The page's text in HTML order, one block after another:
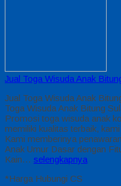
Jual Toga Wisuda Anak
Jual Toga Wisuda Anak
Toga Wisuda Anak Bitung
Promosi toga wisuda anak
memiliki kualitas terbaik,
Kami memberinya
Anak Umur Dasar dengan
Kain… selengkapnya
*Harga Hubungi CS